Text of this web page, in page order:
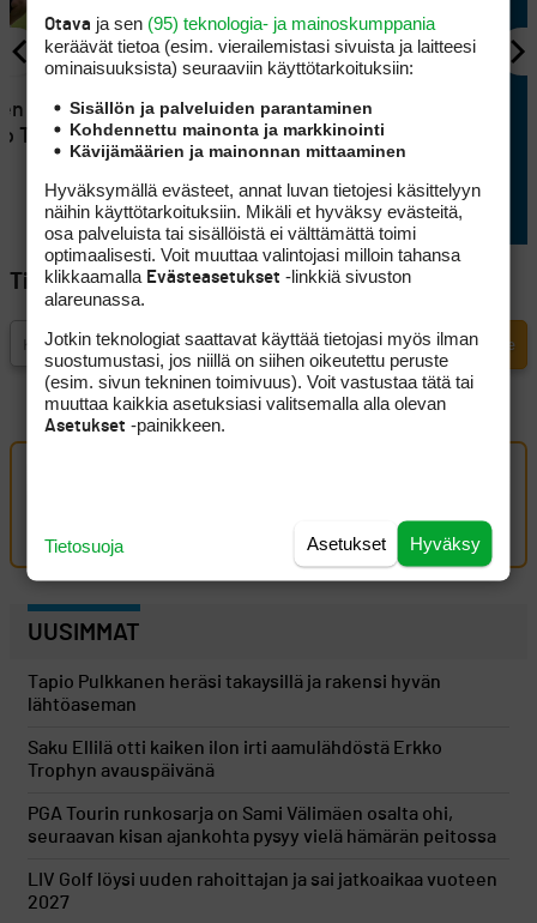
KILPAGOLF
Matilda’s Invitational teki
vaikutuksen heti
ensimmäisellä kerralla
ilon irti
Trophyn
Tilaa Golfpisteen uutiskirje
UUSIMMAT
Tapio Pulkkanen heräsi takaysillä ja rakensi hyvän
lähtöaseman
Saku Ellilä otti kaiken ilon irti aamulähdöstä Erkko
Trophyn avauspäivänä
PGA Tourin runkosarja on Sami Välimäen osalta ohi,
seuraavan kisan ajankohta pysyy vielä hämärän peitossa
LIV Golf löysi uuden rahoittajan ja sai jatkoaikaa vuoteen
2027
Otava ja sen (95) teknologia- ja mainoskumppania
keräävät tietoa (esim. vierailemis­tasi sivuista ja laitteesi
ominaisuuk­sista) seuraaviin käyttötarkoituksiin:
Sisällön ja palveluiden parantaminen
Kohdennettu mainonta ja markkinointi
Kävijämäärien ja mainonnan mittaaminen
Hyväksymällä evästeet, annat luvan tietojesi käsittelyyn
näihin käyttötarkoituksiin. Mikäli et hyväksy evästeitä,
osa palveluista tai sisällöistä ei välttämättä toimi
optimaalisesti. Voit muuttaa valintojasi milloin tahansa
klikkaamalla Evästeasetukset -linkkiä sivuston
alareunassa.
Jotkin teknologiat saattavat käyttää tietojasi myös ilman
suostumustasi, jos niillä on siihen oikeutettu peruste
(esim. sivun tekninen toimivuus). Voit vastustaa tätä tai
muuttaa kaikkia asetuksiasi valitsemalla alla olevan
Asetukset -painikkeen.
Hyväksy
Asetukset
Tietosuoja